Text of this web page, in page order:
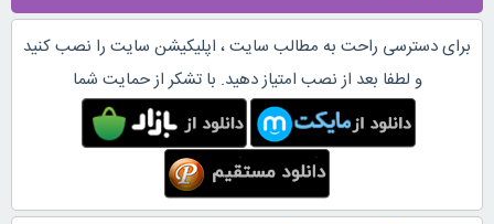
برای دسترسی راحت به مطالب سایت ، اپلیکیشن سایت را نصب کنید
و لطفا بعد از نصب امتیاز دهید. با تشکر از حمایت شما